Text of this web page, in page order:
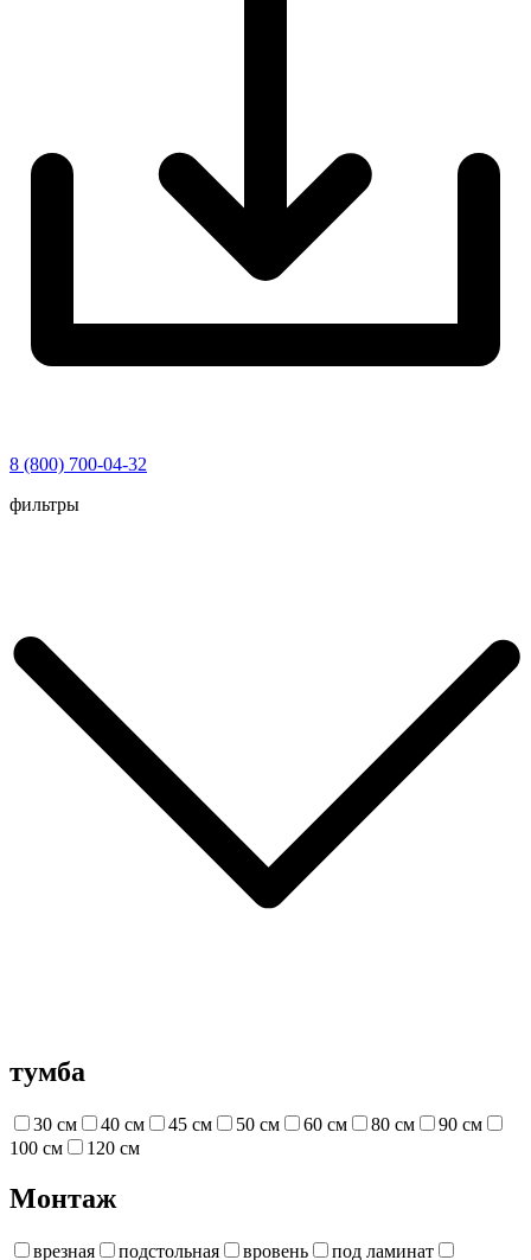
8 (800) 700-04-32
Перейти
фильтры
тумба
30 см 40 см 45 см 50 см 60 см 80 см
90 см
100 см
120 см
Монтаж
врезная подстольная вровень под ламинат